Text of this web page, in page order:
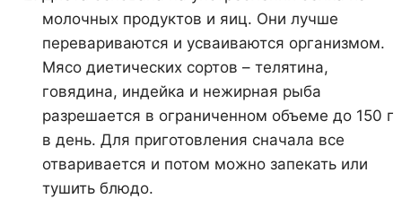
молочных продуктов и яиц. Они лучше
перевариваются и усваиваются организмом.
Мясо диетических сортов – телятина,
говядина, индейка и нежирная рыба
разрешается в ограниченном объеме до 150 г
в день. Для приготовления сначала все
отваривается и потом можно запекать или
тушить блюдо.